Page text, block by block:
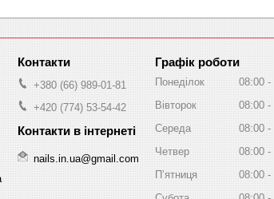
+380 (66) 989-01-81
+420 (774) 53-54-42
nails.in.ua@gmail.com
Графік роботи
Понеділок 08:00
Вівторок
08:00
Середа
08:00
Четвер
08:00
Пʼятниця
08:00